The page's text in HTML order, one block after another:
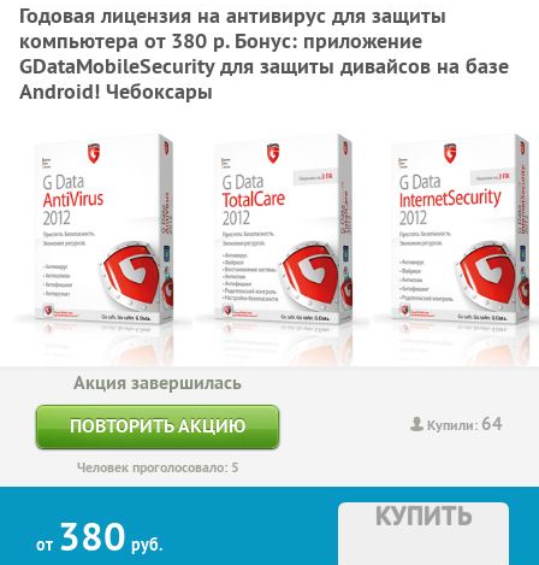
Годовая лицензия на антивирус для защиты
компьютера от 380 р. Бонус: приложение
GDataMobileSecurity для защиты дивайсов на базе
Android! Чебоксары
Купили: 64
Акция завершилась
ПОВТОРИТЬ АКЦИЮ
Человек проголосовало: 5
от 380 руб.
КУПИТЬ